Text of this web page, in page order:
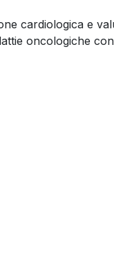
cardiologica e
oncologiche